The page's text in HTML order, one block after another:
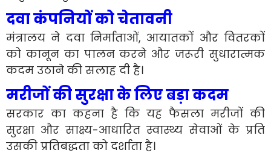
दवा कंपनियों को चेतावनी
मंत्रालय ने दवा निर्माताओं, आयातकों और वितरकों
को कानून का पालन करने और जरूरी सुधारात्मक
कदम उठाने की सलाह दी है।
मरीजों की सुरक्षा के लिए बड़ा कदम
सरकार का कहना है कि यह फैसला मरीजों की
सुरक्षा और साक्ष्य-आधारित स्वास्थ्य सेवाओं के प्रति
उसकी प्रतिबद्धता को दर्शाता है।